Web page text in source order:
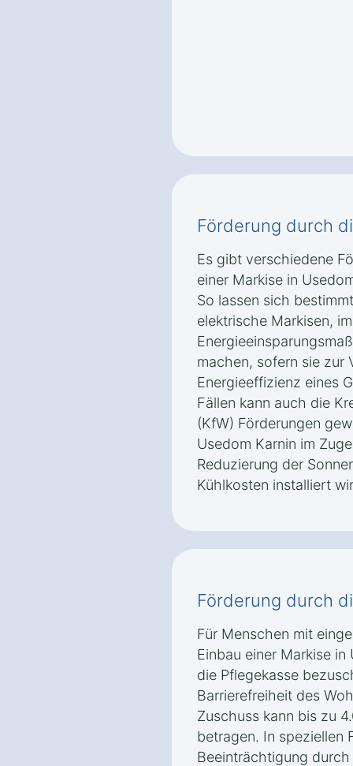
Förderung durch
Es gibt verschiedene
einer Markise in
So lassen sich
elektrische Markisen,
machen, sofern sie zur
Energieeffizienz eines
Fällen kann auch die
(KfW) Förderungen
Usedom Karnin im
Reduzierung der
Kühlkosten installiert
Förderung durch
Für Menschen mit
Einbau einer Markise
die Pflegekasse
Barrierefreiheit des
Zuschuss kann bis zu
betragen. In speziellen
Beeinträchtigung